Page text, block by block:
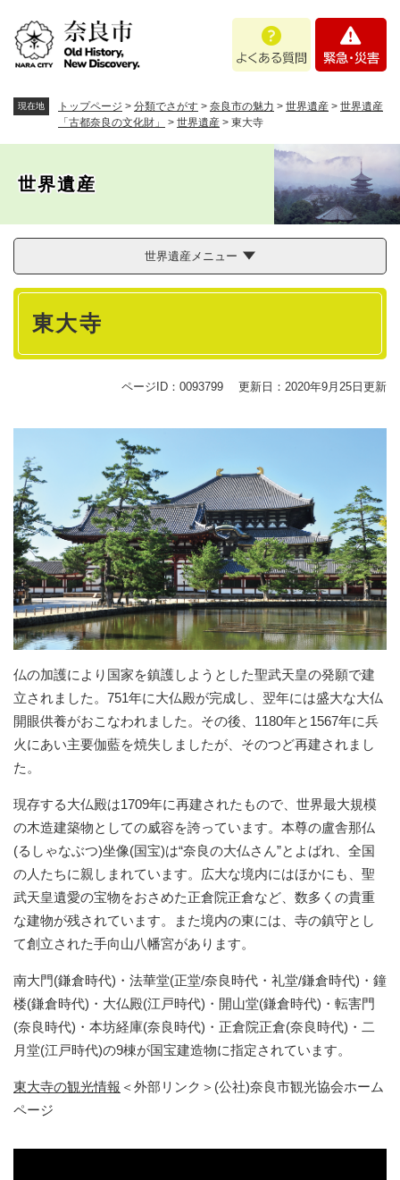
あ
問
・
現在地 トップページ > 分類でさがす > 奈良市の魅力 > 世界遺産 > 世界遺産
「古都奈良の文化財」
> 世界遺産 > 東大寺
世界遺産
世界遺産メニュー
本
東大寺
ページID：0093799 更新日：2020年9月25日更新
仏の加護により国家を鎮護しようとした聖武天皇の発願で建
立されました。751年に大仏殿が完成し、翌年には盛大な大仏
開眼供養がおこなわれました。その後、1180年と1567年に兵
火にあい主要伽藍を焼失しましたが、そのつど再建されまし
た。
現存する大仏殿は1709年に再建されたもので、世界最大規模
の木造建築物としての威容を誇っています。本尊の盧舎那仏
(るしゃなぶつ)坐像(国宝)は“奈良の大仏さん”とよばれ、全国
の人たちに親しまれています。広大な境内にはほかにも、聖
武天皇遺愛の宝物をおさめた正倉院正倉など、数多くの貴重
な建物が残されています。また境内の東には、寺の鎮守とし
て創立された手向山八幡宮があります。
南大門(鎌倉時代)・法華堂(正堂/奈良時代・礼堂/鎌倉時代)・鐘
楼(鎌倉時代)・大仏殿(江戸時代)・開山堂(鎌倉時代)・転害門
(奈良時代)・本坊経庫(奈良時代)・正倉院正倉(奈良時代)・二
月堂(江戸時代)の9棟が国宝建造物に指定されています。
東大寺の観光情報 ＜外部リンク＞ (公社)奈良市観光協会ホーム
ページ